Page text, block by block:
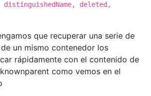
deleted,
que recuperar una serie de
un mismo contenedor los
rápidamente con el contenido de
como vemos en el